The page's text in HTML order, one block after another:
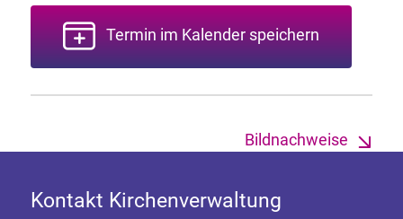
Termin im Kalender speichern
Bildnachweise
Kontakt Kirchenverwaltung